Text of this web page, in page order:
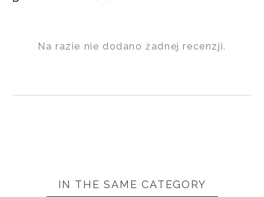
Na razie nie dodano żadnej recenzji.
IN THE SAME CATEGORY